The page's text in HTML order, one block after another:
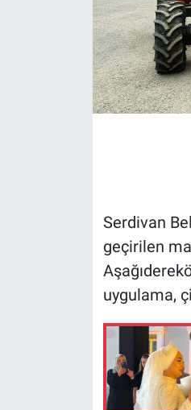
Serdivan
geçirilen
uygulama,